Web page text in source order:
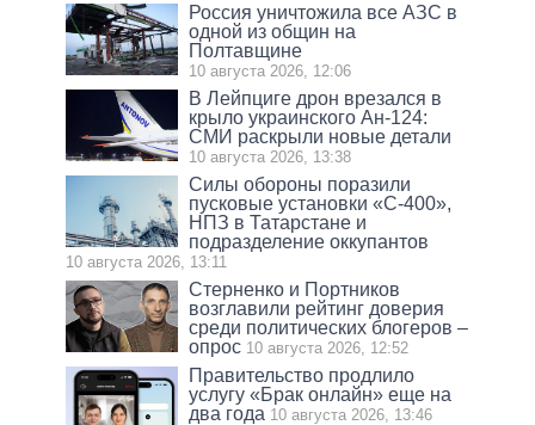
Россия уничтожила все АЗС в
одной из общин на
Полтавщине
10 августа 2026, 12:06
В Лейпциге дрон врезался в
крыло украинского Ан-124:
СМИ раскрыли новые детали
10 августа 2026, 13:38
Силы обороны поразили
пусковые установки «С-400»,
НПЗ в Татарстане и
подразделение оккупантов
10 августа 2026, 13:11
Стерненко и Портников
возглавили рейтинг доверия
среди политических блогеров –
опрос 10 августа 2026, 12:52
Правительство продлило
услугу «Брак онлайн» еще на
два года 10 августа 2026, 13:46